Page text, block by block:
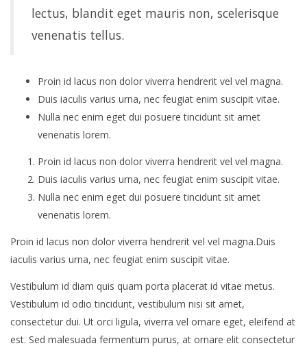
lectus, blandit eget mauris non, scelerisque
venenatis tellus.
Proin id lacus non dolor viverra hendrerit vel vel magna.
Duis iaculis varius urna, nec feugiat enim suscipit vitae.
Nulla nec enim eget dui posuere tincidunt sit amet
venenatis lorem.
Proin id lacus non dolor viverra hendrerit vel vel magna.
Duis iaculis varius urna, nec feugiat enim suscipit vitae.
Nulla nec enim eget dui posuere tincidunt sit amet
venenatis lorem.
Proin id lacus non dolor viverra hendrerit vel vel magna.Duis
iaculis varius urna, nec feugiat enim suscipit vitae.
Vestibulum id diam quis quam porta placerat id vitae metus.
Vestibulum id odio tincidunt, vestibulum nisi sit amet,
consectetur dui. Ut orci ligula, viverra vel ornare eget, eleifend at
est. Sed malesuada fermentum purus, at ornare elit consectetur